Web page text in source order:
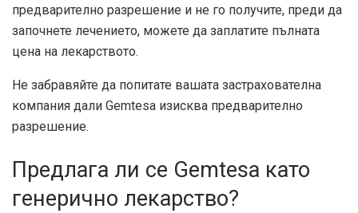
предварително разрешение и не го получите, преди да
започнете лечението, можете да заплатите пълната
цена на лекарството.
Не забравяйте да попитате вашата застрахователна
компания дали Gemtesa изисква предварително
разрешение.
Предлага ли се Gemtesa като
генерично лекарство?